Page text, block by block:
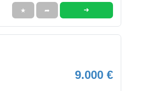
★ ➦ ➜
9.000 €